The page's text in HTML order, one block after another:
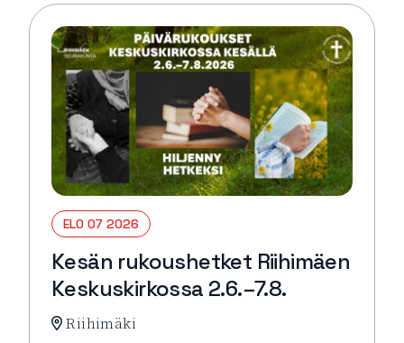
ELO 07 2026
Kesän rukoushetket Riihimäen
Keskuskirkossa 2.6.–7.8.
Riihimäki